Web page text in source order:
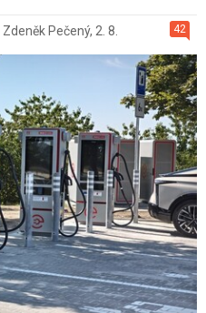
42
Zdeněk Pečený, 2. 8.